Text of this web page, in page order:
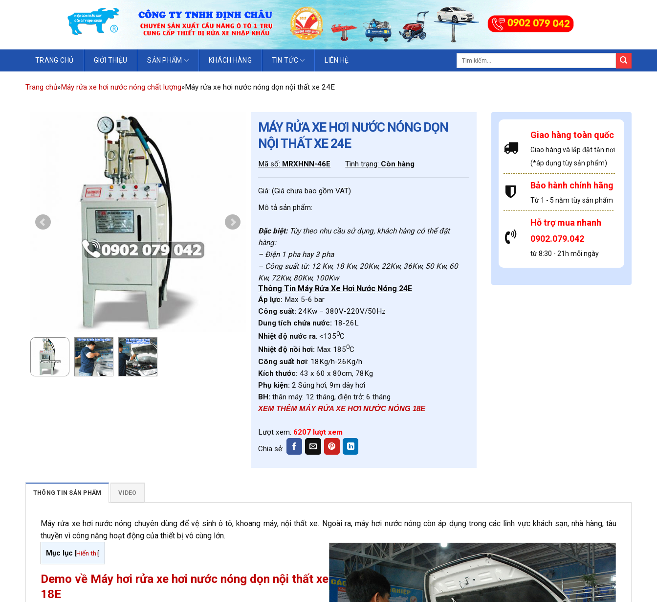
TRANG CHỦ GIỚI THIỆU SẢN PHẨM KHÁCH HÀNG TIN TỨC LIÊN HỆ
Trang chủ»Máy rửa xe hơi nước nóng chất lượng»Máy rửa xe hơi nước nóng dọn nội thất xe 24E
MÁY RỬA XE HƠI NƯỚC NÓNG DỌN
NỘI THẤT XE 24E
Mã số: MRXHNN-46E Tình trạng: Còn hàng
Giá:(Giá chưa bao gồm VAT)
Mô tả sản phẩm:
Đặc biệt:Tùy theo nhu cầu sử dụng, khách hàng có thể đặt
hàng:
– Điện 1 pha hay 3 pha
– Công suất từ: 12 Kw, 18 Kw, 20Kw, 22Kw, 36Kw, 50 Kw, 60
Kw, 72Kw, 80Kw, 100Kw
Thông Tin Máy Rửa Xe Hơi Nước Nóng 24E
Áp lực: Max 5-6 bar
Công suất: 24Kw – 380V-220V/50Hz
Dung tích chứa nước: 18-26L
Nhiệt độ nước ra: <1350C
Nhiệt độ nồi hơi: Max 1850C
Công suất hơi: 18Kg/h-26Kg/h
Kích thước: 43 x 60 x 80cm, 78Kg
Phụ kiện: 2 Súng hơi, 9m dây hơi
BH:thân máy: 12 tháng, điện trở: 6 tháng
XEM THÊM MÁY RỬA XE HƠI NƯỚC NÓNG 18E
Lượt xem: 6207 lượt xem
Chia sẻ:
Giao hàng toàn quốc
Giao hàng và lắp đặt tận nơi
(*áp dụng tùy sản phẩm)
Bảo hành chính hãng
Từ 1 - 5 năm tùy sản phẩm
Hỗ trợ mua nhanh
0902.079.042
từ 8:30 - 21h mỗi ngày
THÔNG TIN SẢN PHẨM VIDEO
Máy rửa xe hơi nước nóng chuyên dùng để vệ sinh ô tô, khoang máy, nội thất xe. Ngoài ra, máy hơi nước nóng còn áp dụng trong các lĩnh vực khách sạn, nhà hàng, tàu
thuyền vì công năng hoạt động của thiết bị vô cùng lớn.
Mục lục [Hiển thị]
Demo về Máy hơi rửa xe hơi nước nóng dọn nội thất xe
18E